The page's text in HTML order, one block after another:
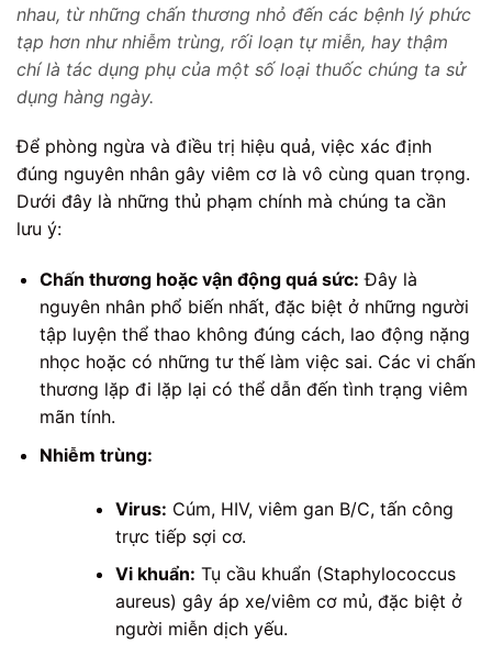
nhau, từ những chấn thương nhỏ đến các bệnh lý phức
tạp hơn như nhiễm trùng, rối loạn tự miễn, hay thậm
chí là tác dụng phụ của một số loại thuốc chúng ta sử
dụng hàng ngày.
Để phòng ngừa và điều trị hiệu quả, việc xác định
đúng nguyên nhân gây viêm cơ là vô cùng quan trọng.
Dưới đây là những thủ phạm chính mà chúng ta cần
lưu ý:
Chấn thương hoặc vận động quá sức: Đây là
nguyên nhân phổ biến nhất, đặc biệt ở những người
tập luyện thể thao không đúng cách, lao động nặng
nhọc hoặc có những tư thế làm việc sai. Các vi chấn
thương lặp đi lặp lại có thể dẫn đến tình trạng viêm
mãn tính.
Nhiễm trùng:
Virus: Cúm, HIV, viêm gan B/C, tấn công
trực tiếp sợi cơ.
Vi khuẩn: Tụ cầu khuẩn (Staphylococcus
aureus) gây áp xe/viêm cơ mủ, đặc biệt ở
người miễn dịch yếu.